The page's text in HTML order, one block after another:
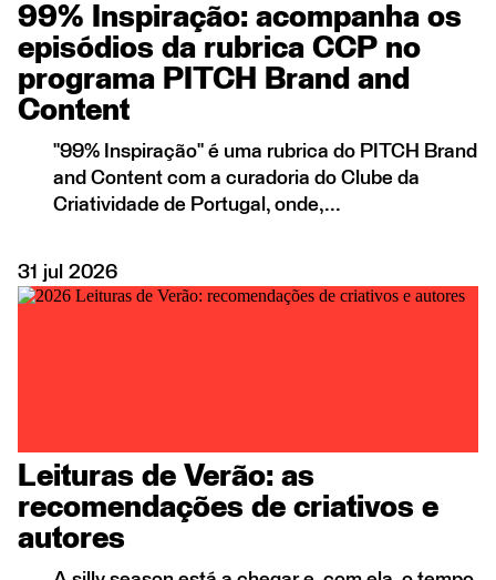
99% Inspiração: acompanha os
episódios da rubrica CCP no
programa PITCH Brand and
Content
"99% Inspiração" é uma rubrica do PITCH Brand
and Content com a curadoria do Clube da
Criatividade de Portugal, onde,...
31 jul 2026
Leituras de Verão: as
recomendações de criativos e
autores